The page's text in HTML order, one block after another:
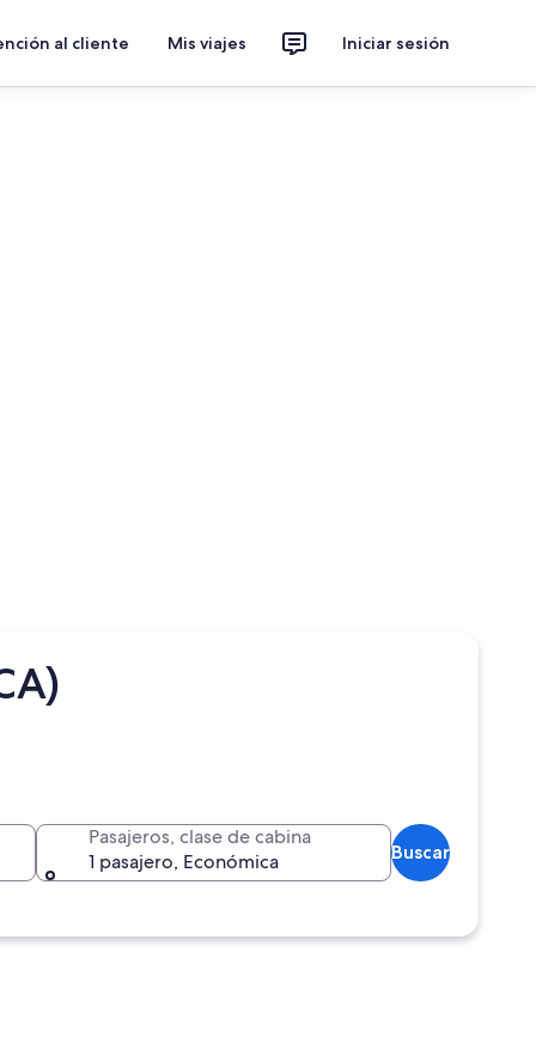
al cliente Mis viajes Iniciar sesión
Pasajeros, clase de cabina
1 pasajero, Económica
Buscar